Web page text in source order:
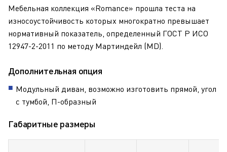
Мебельная коллекция «Romance» прошла теста на
износоустойчивость которых многократно превышает
нормативный показатель, определенный ГОСТ Р ИСО
12947-2-2011 по методу Мартиндейл (MD).
Дополнительная опция
Модульный диван, возможно изготовить прямой, угол
с тумбой, П-образный
Габаритные размеры